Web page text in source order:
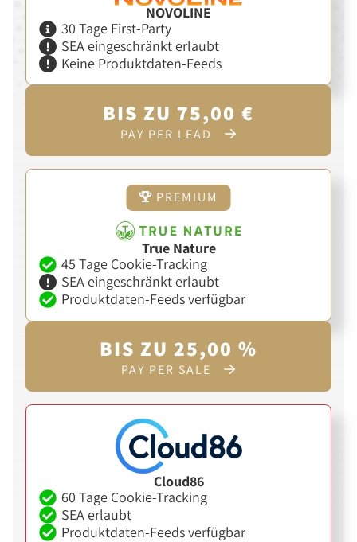
NOVOLINE
30 Tage First-Party
SEA eingeschränkt erlaubt
Keine Produktdaten-Feeds
BIS ZU 75,00 €
PAY PER LEAD
PREMIUM
True Nature
45 Tage Cookie-Tracking
SEA eingeschränkt erlaubt
Produktdaten-Feeds verfügbar
BIS ZU 25,00 %
PAY PER SALE
Cloud86
60 Tage Cookie-Tracking
SEA erlaubt
Produktdaten-Feeds verfügbar